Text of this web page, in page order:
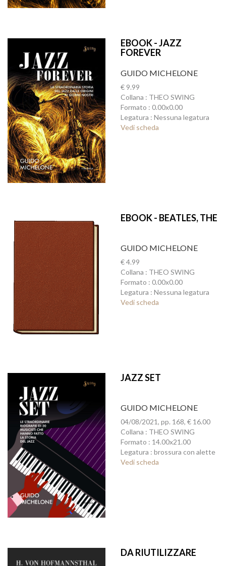
EBOOK - JAZZ
FOREVER
GUIDO MICHELONE
€ 9.99
Collana : THEO SWING
Formato : 0.00x0.00
Legatura : Nessuna legatura
Vedi scheda
EBOOK - BEATLES, THE
GUIDO MICHELONE
€ 4.99
Collana : THEO SWING
Formato : 0.00x0.00
Legatura : Nessuna legatura
Vedi scheda
JAZZ SET
GUIDO MICHELONE
04/08/2021, pp. 168, € 16.00
Collana : THEO SWING
Formato : 14.00x21.00
Legatura : brossura con alette
Vedi scheda
DA RIUTILIZZARE